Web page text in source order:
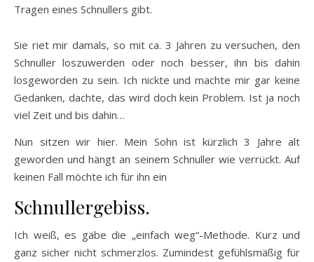
Tragen eines Schnullers gibt.
Sie riet mir damals, so mit ca. 3 Jahren zu versuchen, den
Schnuller loszuwerden oder noch besser, ihn bis dahin
losgeworden zu sein. Ich nickte und machte mir gar keine
Gedanken, dachte, das wird doch kein Problem. Ist ja noch
viel Zeit und bis dahin…
Nun sitzen wir hier. Mein Sohn ist kürzlich 3 Jahre alt
geworden und hängt an seinem Schnuller wie verrückt. Auf
keinen Fall möchte ich für ihn ein
Schnullergebiss.
Ich weiß, es gäbe die „einfach weg“-Methode. Kurz und
ganz sicher nicht schmerzlos. Zumindest gefühlsmäßig für